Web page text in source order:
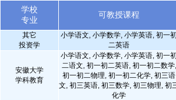
学校
专业
可教授课程
其它
投资学
小学语文, 小学数学, 小学英语, 初一初
二英语
安徽大学
学科教育
小学语文, 小学数学, 小学英语, 初一初
二语文, 初一初二英语, 初一初二数学,
初一初二物理, 初一初二化学, 初三语
文, 初三英语, 初三数学, 初三物理, 初
化学